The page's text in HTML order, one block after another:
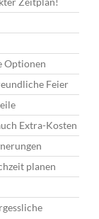
Optionen
Feier
Extra-Kosten
planen